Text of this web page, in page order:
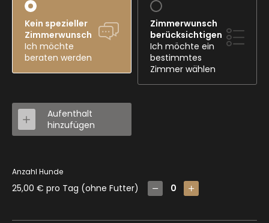
Kein spezieller
Zimmerwunsch
Ich möchte
beraten werden
Zimmerwunsch
berücksichtigen
Ich möchte ein
bestimmtes
Zimmer wählen
Aufenthalt
hinzufügen
Anzahl Hunde
25,00 € pro Tag (ohne Futter)